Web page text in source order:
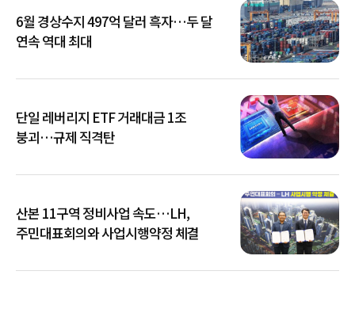
6월 경상수지 497억 달러 흑자…두 달
연속 역대 최대
단일 레버리지 ETF 거래대금 1조
붕괴…규제 직격탄
산본 11구역 정비사업 속도…LH,
주민대표회의와 사업시행약정 체결